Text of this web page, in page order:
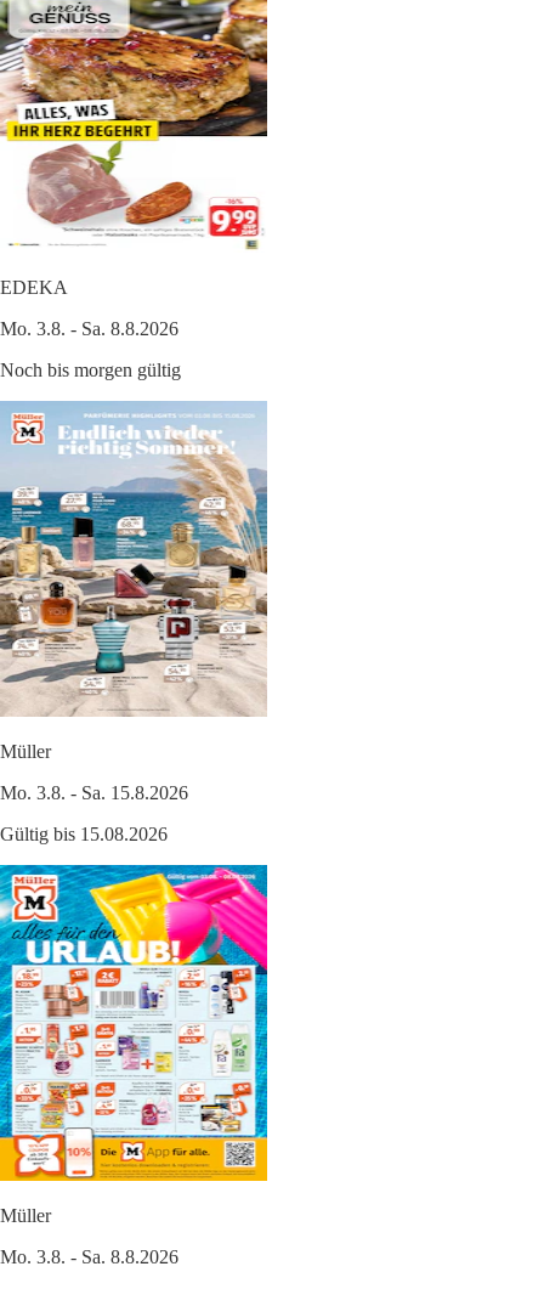
EDEKA
Mo. 3.8. - Sa. 8.8.2026
Noch bis morgen gültig
Müller
Mo. 3.8. - Sa. 15.8.2026
Gültig bis 15.08.2026
Müller
Mo. 3.8. - Sa. 8.8.2026